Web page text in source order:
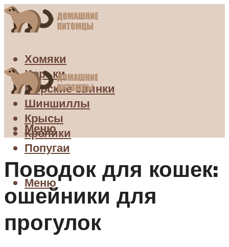
Хомяки
Хорьки
Морские свинки
Шиншиллы
Крысы
Кролики
Попугаи
Меню
Меню
Поводок для кошек:
ошейники для
прогулок